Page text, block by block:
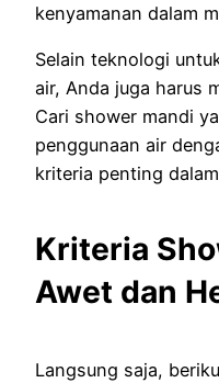
kenyamanan dalam
Selain teknologi
air, Anda juga harus
Cari shower mandi
penggunaan air
kriteria penting
Kriteria
Awet dan
Langsung saja,